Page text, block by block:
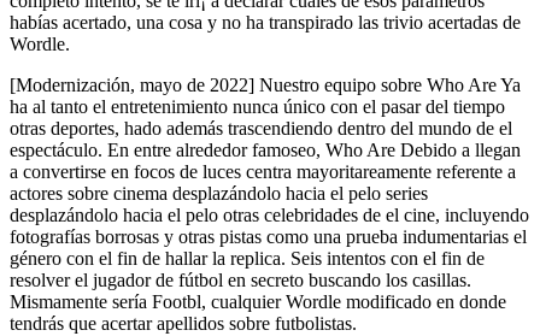
habías acertado, una cosa y no ha transpirado las trivio acertadas de
Wordle.
[Modernización, mayo de 2022] Nuestro equipo sobre Who Are Ya
ha al tanto el entretenimiento nunca único con el pasar del tiempo
otras deportes, hado además trascendiendo dentro del mundo de el
espectáculo. En entre alrededor famoseo, Who Are Debido a llegan
a convertirse en focos de luces centra mayoritareamente referente a
actores sobre cinema desplazándolo hacia el pelo series
desplazándolo hacia el pelo otras celebridades de el cine, incluyendo
fotografías borrosas y otras pistas como una prueba indumentarias el
género con el fin de hallar la replica. Seis intentos con el fin de
resolver el jugador de fútbol en secreto buscando los casillas.
Mismamente serí­a Footbl, cualquier Wordle modificado en donde
tendrás que acertar apellidos sobre futbolistas.